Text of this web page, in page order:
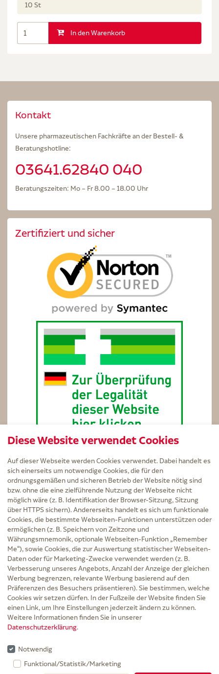
10 St
In den Warenkorb
Kontakt
Unsere pharmazeutischen Fachkräfte an der Bestell- &
Beratungshotline:
03641.62840 040
Beratungszeiten: Mo – Fr 8.00 – 18.00 Uhr
Zertifiziert und sicher
Service
Versand und Lieferzeit
Kontakt
FAQ
AGB
Cookie-Einstellungen
Datenschutz
Erklärung zur Barrierefreiheit
Widerruf
Impressum
Zu Risiken und Nebenwirkungen lesen Sie die Packungsbeilage und fragen Sie
Ihre Ärztin, Ihren Arzt oder in der Apotheke.
entfallen für Lieferungen innerhalb Deutschlands die Versandkosten.
Rabattgutscheine werden nicht auf die Versandkostenfreigrenze angerechnet,
Diese Website verwendet Cookies
Auf dieser Webseite werden Cookies verwendet. Dabei handelt es
sich einerseits um notwendige Cookies, die für den
ordnungsgemäßen und sicheren Betrieb der Website nötig sind
bzw. ohne die eine zielführende Nutzung der Webseite nicht
möglich wäre (z. B. Identifikation der Browser-Sitzung, Sitzung
über HTTPS sichern). Andererseits handelt es sich um funktionale
Cookies, die bestimmte Webseiten-Funktionen unterstützen oder
ermöglichen (z. B. Speichern von Zeitzone und
Währungsmnemonik, optionale Webseiten-Funktion „Remember
Me“), sowie Cookies, die zur Auswertung statistischer Webseiten-
Daten oder für Marketing-Zwecke verwendet werden (z. B.
Verbesserung unseres Angebots, Anzahl der Anzeige der gleichen
Werbung begrenzen, relevante Werbung basierend auf den
Präferenzen des Besuchers präsentieren). Sie bestimmen, welche
Cookies wir setzen dürfen. In der Fußzeile der Website finden Sie
einen Link, um Ihre Einstellungen jederzeit ändern zu können.
Weitere Informationen finden Sie in unserer
Datenschutzerklärung.
Notwendig
Funktional/Statistik/Marketing